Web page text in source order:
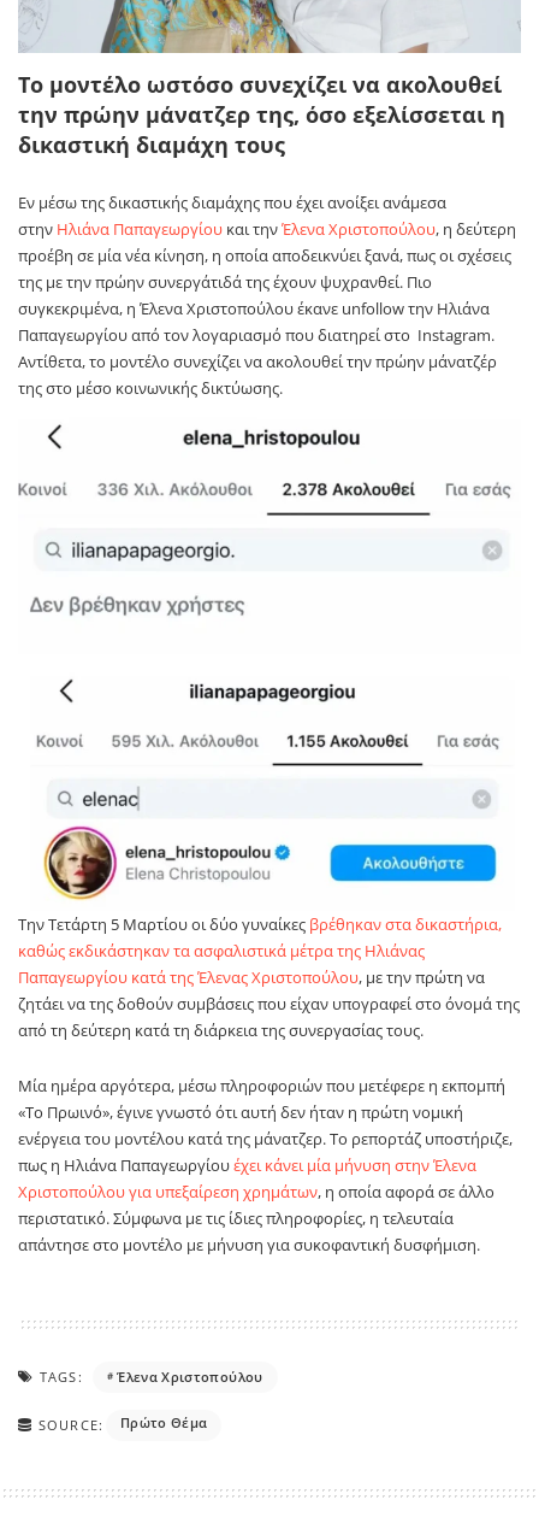
Το μοντέλο ωστόσο συνεχίζει να ακολουθεί
την πρώην μάνατζερ της, όσο εξελίσσεται η
δικαστική διαμάχη τους
Εν μέσω της δικαστικής διαμάχης που έχει ανοίξει ανάμεσα
στην Ηλιάνα Παπαγεωργίου και τηνΈλενα Χριστοπούλου, η δεύτερη
προέβη σε μία νέα κίνηση, η οποία αποδεικνύει ξανά, πως οι σχέσεις
της με την πρώην συνεργάτιδά της έχουν ψυχρανθεί. Πιο
συγκεκριμένα, η Έλενα Χριστοπούλου έκανε unfollow την Ηλιάνα
Παπαγεωργίου από τον λογαριασμό που διατηρεί στο Instagram.
Αντίθετα, το μοντέλο συνεχίζει να ακολουθεί την πρώην μάνατζέρ
της στο μέσο κοινωνικής δικτύωσης.
Την Τετάρτη 5 Μαρτίου οι δύο γυναίκες βρέθηκαν στα δικαστήρια,
καθώς εκδικάστηκαν τα ασφαλιστικά μέτρα της Ηλιάνας
Παπαγεωργίου κατά της Έλενας Χριστοπούλου, με την πρώτη να
ζητάει να της δοθούν συμβάσεις που είχαν υπογραφεί στο όνομά της
από τη δεύτερη κατά τη διάρκεια της συνεργασίας τους.
Μία ημέρα αργότερα, μέσω πληροφοριών που μετέφερε η εκπομπή
«Το Πρωινό», έγινε γνωστό ότι αυτή δεν ήταν η πρώτη νομική
ενέργεια του μοντέλου κατά της μάνατζερ. Το ρεπορτάζ υποστήριζε,
πως η Ηλιάνα Παπαγεωργίουέχει κάνει μία μήνυση στην Έλενα
Χριστοπούλου για υπεξαίρεση χρημάτων, η οποία αφορά σε άλλο
περιστατικό. Σύμφωνα με τις ίδιες πληροφορίες, η τελευταία
απάντησε στο μοντέλο με μήνυση για συκοφαντική δυσφήμιση.
TAGS: Έλενα Χριστοπούλου
SOURCE: Πρώτο Θέμα